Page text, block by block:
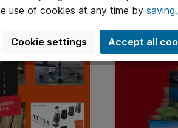
er een nieuwe
de *muisarm*.
dat je je
richten.
use of cookies at any time by saving.
Cookie settings Accept all